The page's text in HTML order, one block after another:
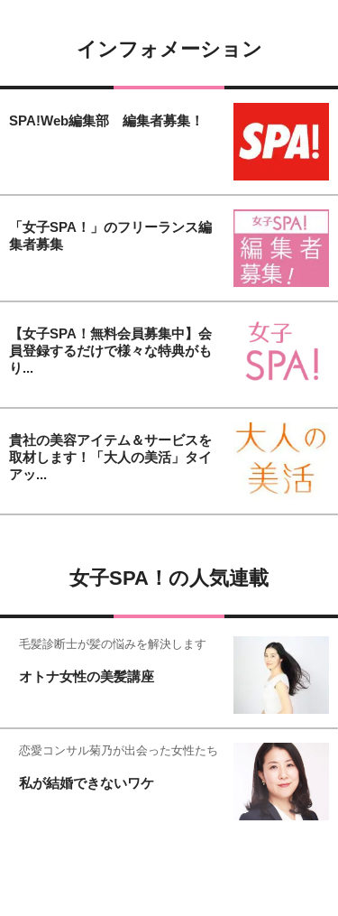
インフォメーション
SPA!Web編集部 編集者募集！
「女子SPA！」のフリーランス編
集者募集
【女子SPA！無料会員募集中】会
員登録するだけで様々な特典がも
り...
貴社の美容アイテム＆サービスを
取材します！「大人の美活」タイ
アッ...
女子SPA！の人気連載
毛髪診断士が髪の悩みを解決します
オトナ女性の美髪講座
恋愛コンサル菊乃が出会った女性たち
私が結婚できないワケ